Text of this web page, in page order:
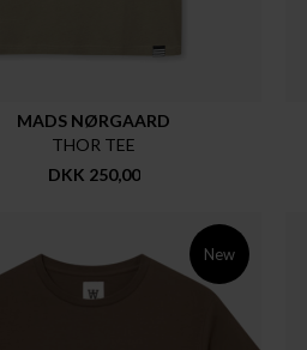
MADS NØRGAARD
THOR TEE
DKK 250,00
New